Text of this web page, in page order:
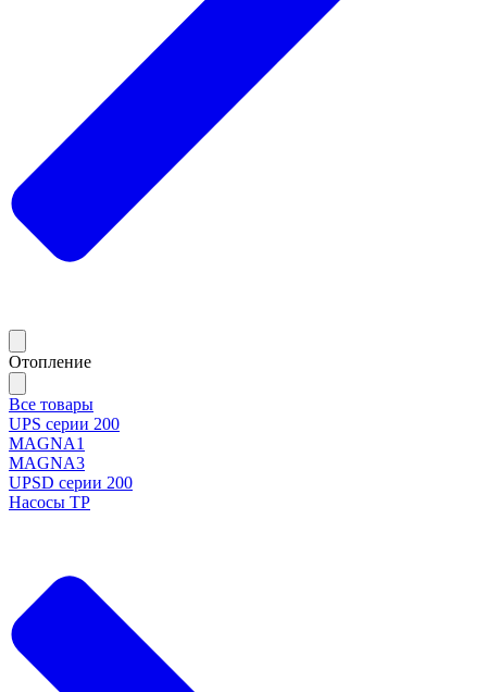
Отопление
Все товары
UPS серии 200
MAGNA1
MAGNA3
UPSD серии 200
Насосы TP